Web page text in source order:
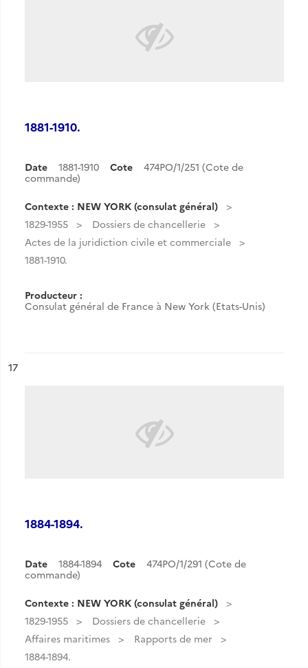
1881-1910.
Date 1881-1910 Cote
474PO/1/251 (Cote de
commande)
Contexte : NEW YORK (consulat général)
1829-1955
Dossiers de chancellerie
Actes de la juridiction civile et commerciale
1881-1910.
Producteur :
Consulat général de France à New York (Etats-Unis)
n°
17
1884-1894.
Date 1884-1894 Cote
474PO/1/291 (Cote de
commande)
Contexte : NEW YORK (consulat général)
1829-1955
Dossiers de chancellerie
Affaires maritimes
Rapports de mer
1884-1894.